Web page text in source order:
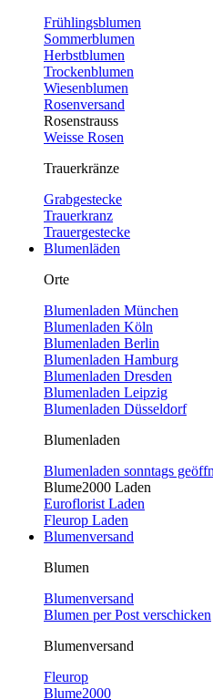
Frühlingsblumen
Sommerblumen
Herbstblumen
Trockenblumen
Wiesenblumen
Rosenversand
Rosenstrauss
Weisse Rosen
Trauerkränze
Grabgestecke
Trauerkranz
Trauergestecke
Blumenläden
Orte
Blumenladen München
Blumenladen Köln
Blumenladen Berlin
Blumenladen Hamburg
Blumenladen Dresden
Blumenladen Leipzig
Blumenladen Düsseldorf
Blumenladen
Blumenladen sonntags
Blume2000 Laden
Euroflorist Laden
Fleurop Laden
Blumenversand
Blumen
Blumenversand
Blumen per Post verschicken
Blumenversand
Fleurop
Blume2000